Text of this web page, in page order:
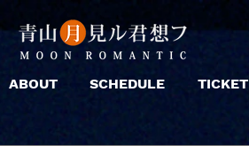
ABOUT SCHEDULE TICKET